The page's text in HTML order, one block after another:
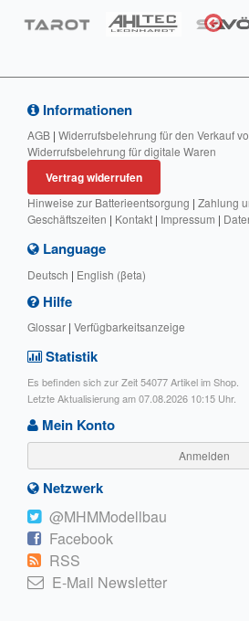
Informationen
AGB | Widerrufsbelehrung für den Verkauf
Widerrufsbelehrung für digitale Waren
Vertrag widerrufen
Hinweise zur Batterieentsorgung | Zahlung
Geschäftszeiten | Kontakt | Impressum |
Language
Deutsch | English (βeta)
Hilfe
Glossar | Verfügbarkeitsanzeige
Statistik
Es befinden sich zur Zeit 54077 Artikel im Shop.
Letzte Aktualisierung am 07.08.2026 10:15 Uhr.
Mein Konto
Anmelden
Netzwerk
@MHMModellbau
Facebook
RSS
E-Mail Newsletter